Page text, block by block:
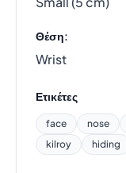
Θέση:
Wrist
Ετικέτες
face nose
kilroy
hiding